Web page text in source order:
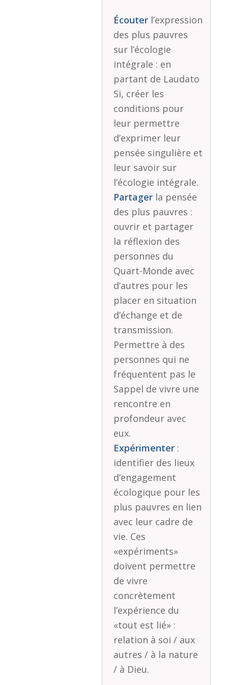
Écouter l’expression
des plus pauvres
sur l’écologie
intégrale : en
partant de Laudato
Si, créer les
conditions pour
leur permettre
d’exprimer leur
pensée singulière et
leur savoir sur
l’écologie intégrale.
Partager la pensée
des plus pauvres :
ouvrir et partager
la réflexion des
personnes du
Quart-Monde avec
d’autres pour les
placer en situation
d’échange et de
transmission.
Permettre à des
personnes qui ne
fréquentent pas le
Sappel de vivre une
rencontre en
profondeur avec
eux.
Expérimenter :
identifier des lieux
d’engagement
écologique pour les
plus pauvres en lien
avec leur cadre de
vie. Ces
«expériments»
doivent permettre
de vivre
concrètement
l’expérience du
«tout est lié» :
relation à soi / aux
autres / à la nature
/ à Dieu.